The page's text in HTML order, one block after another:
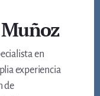
en
experiencia
de